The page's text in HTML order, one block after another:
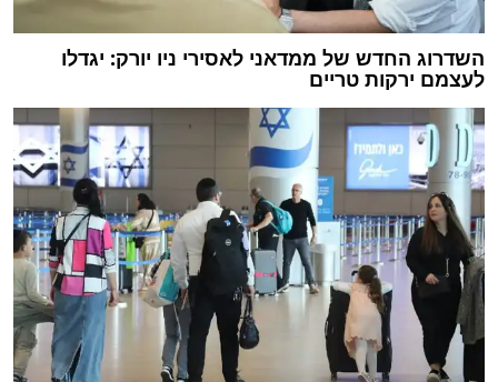
השדרוג החדש של ממדאני לאסירי ניו יורק: יגדלו
לעצמם ירקות טריים